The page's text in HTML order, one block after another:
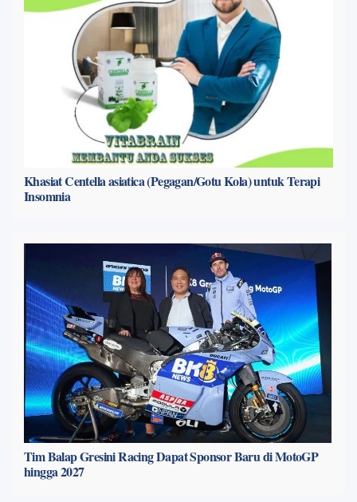
Khasiat Centella asiatica (Pegagan/Gotu Kola) untuk Terapi
Insomnia
Tim Balap Gresini Racing Dapat Sponsor Baru di MotoGP
hingga 2027